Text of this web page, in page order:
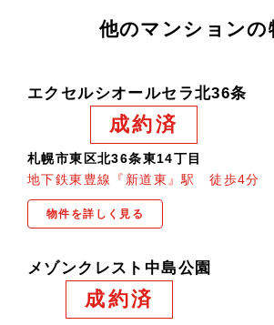
他のマンションの
エクセルシオールセラ北36条
成約済
札幌市東区北36条東14丁目
地下鉄東豊線『新道東』駅 徒歩4分
物件を詳しく見る
メゾンクレスト中島公園
成約済